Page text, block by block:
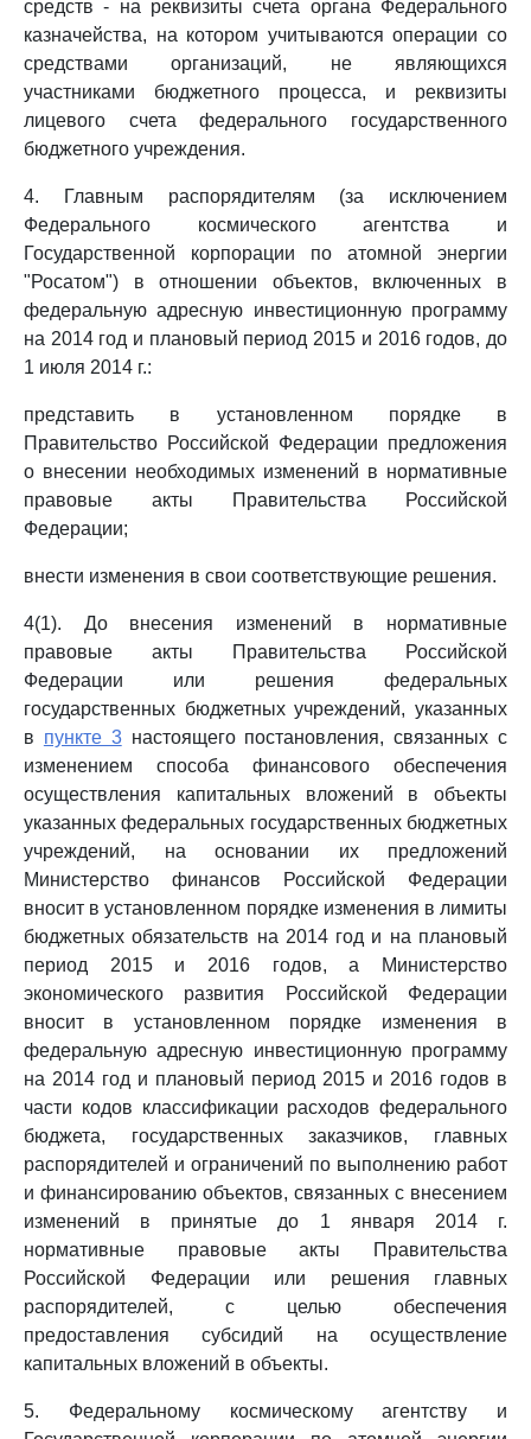
средств - на реквизиты счета органа Федерального
казначейства, на котором учитываются операции со
средствами организаций, не являющихся
участниками бюджетного процесса, и реквизиты
лицевого счета федерального государственного
бюджетного учреждения.
4. Главным распорядителям (за исключением
Федерального космического агентства и
Государственной корпорации по атомной энергии
"Росатом") в отношении объектов, включенных в
федеральную адресную инвестиционную программу
на 2014 год и плановый период 2015 и 2016 годов, до
1 июля 2014 г.:
представить в установленном порядке в
Правительство Российской Федерации предложения
о внесении необходимых изменений в нормативные
правовые акты Правительства Российской
Федерации;
внести изменения в свои соответствующие решения.
4(1). До внесения изменений в нормативные
правовые акты Правительства Российской
Федерации или решения федеральных
государственных бюджетных учреждений, указанных
в пункте 3настоящего постановления, связанных с
изменением способа финансового обеспечения
осуществления капитальных вложений в объекты
указанных федеральных государственных бюджетных
учреждений, на основании их предложений
Министерство финансов Российской Федерации
вносит в установленном порядке изменения в лимиты
бюджетных обязательств на 2014 год и на плановый
период 2015 и 2016 годов, а Министерство
экономического развития Российской Федерации
вносит в установленном порядке изменения в
федеральную адресную инвестиционную программу
на 2014 год и плановый период 2015 и 2016 годов в
части кодов классификации расходов федерального
бюджета, государственных заказчиков, главных
распорядителей и ограничений по выполнению работ
и финансированию объектов, связанных с внесением
изменений в принятые до 1 января 2014 г.
нормативные правовые акты Правительства
Российской Федерации или решения главных
распорядителей, с целью обеспечения
предоставления субсидий на осуществление
капитальных вложений в объекты.
5. Федеральному космическому агентству и